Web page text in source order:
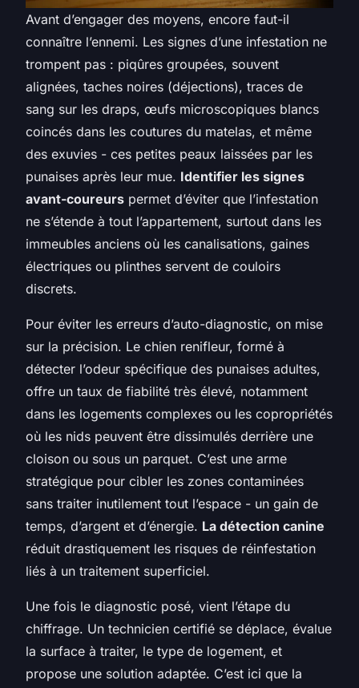
Avant d’engager des moyens, encore faut-il
connaître l’ennemi. Les signes d’une infestation ne
trompent pas : piqûres groupées, souvent
alignées, taches noires (déjections), traces de
sang sur les draps, œufs microscopiques blancs
coincés dans les coutures du matelas, et même
des exuvies - ces petites peaux laissées par les
punaises après leur mue. Identifier les signes
avant-coureurs permet d’éviter que l’infestation
ne s’étende à tout l’appartement, surtout dans les
immeubles anciens où les canalisations, gaines
électriques ou plinthes servent de couloirs
discrets.
Pour éviter les erreurs d’auto-diagnostic, on mise
sur la précision. Le chien renifleur, formé à
détecter l’odeur spécifique des punaises adultes,
offre un taux de fiabilité très élevé, notamment
dans les logements complexes ou les copropriétés
où les nids peuvent être dissimulés derrière une
cloison ou sous un parquet. C’est une arme
stratégique pour cibler les zones contaminées
sans traiter inutilement tout l’espace - un gain de
temps, d’argent et d’énergie. La détection canine
réduit drastiquement les risques de réinfestation
liés à un traitement superficiel.
Une fois le diagnostic posé, vient l’étape du
chiffrage. Un technicien certifié se déplace, évalue
la surface à traiter, le type de logement, et
propose une solution adaptée. C’est ici que la